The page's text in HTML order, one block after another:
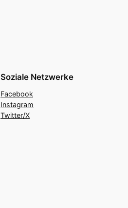
Soziale Netzwerke
Facebook
Instagram
Twitter/X